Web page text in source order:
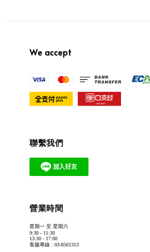
We accept
聯繫我們
營業時間
星期一 至 星期六
9:30 - 11:30
13:30 - 17:00
客服專線 : 03-8561313